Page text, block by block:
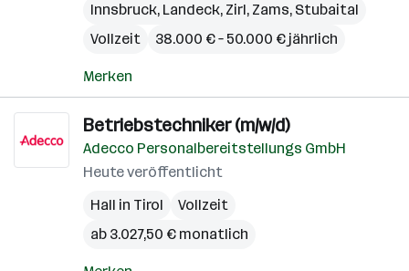
Innsbruck, Landeck, Zirl, Zams, Stubaital
Vollzeit
38.000 € – 50.000 € jährlich
Merken
Betriebstechniker (m/w/d)
Adecco Personalbereitstellungs GmbH
Heute veröffentlicht
Hall in Tirol
Vollzeit
ab 3.027,50 € monatlich